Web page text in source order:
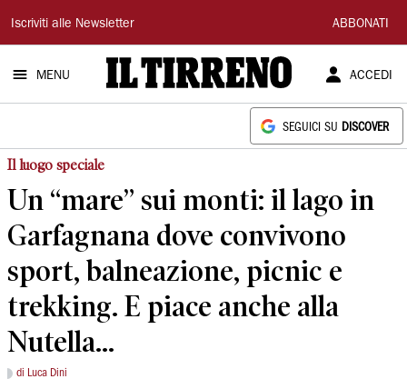
Il
Tirreno
Iscriviti alle Newsletter ABBONATI
MENU ACCEDI
SEGUICI SU DISCOVER
Il luogo speciale
Un “mare” sui monti: il lago in
Garfagnana dove convivono
sport, balneazione, picnic e
trekking. E piace anche alla
Nutella...
di Luca Dini